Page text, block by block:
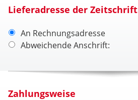
Lieferadresse der Zeitschrift
An Rechnungsadresse
Abweichende Anschrift:
Zahlungsweise